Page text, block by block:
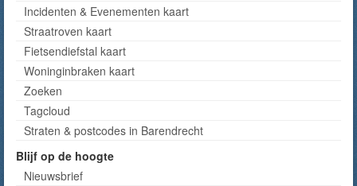
Incidenten & Evenementen kaart
Straatroven kaart
Fietsendiefstal kaart
Woninginbraken kaart
Zoeken
Tagcloud
Straten & postcodes in Barendrecht
Blijf op de hoogte
Nieuwsbrief